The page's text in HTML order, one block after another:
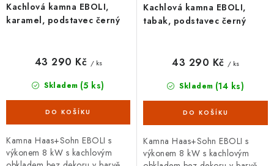
Kachlová kamna EBOLI,
karamel, podstavec černý
Skladem (5 ks)
43 290 Kč / ks
Kamna Haas+Sohn EBOLI s
výkonem 8 kW s kachlovým
Kachlová kamna EBOLI,
tabak, podstavec černý
Skladem (14 ks)
43 290 Kč / ks
Kamna Haas+Sohn EBOLI s
výkonem 8 kW s kachlovým